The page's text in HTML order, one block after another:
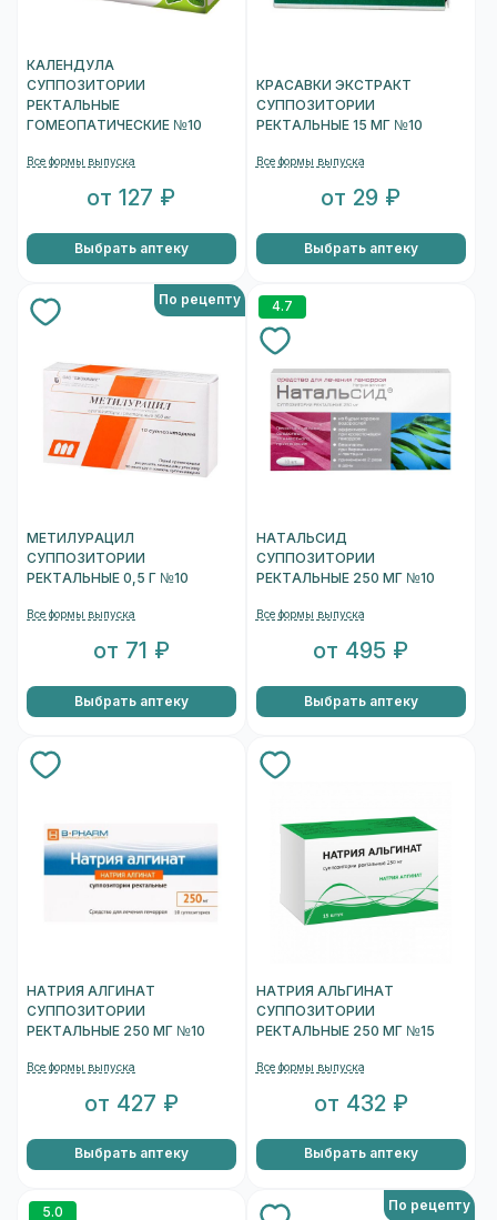
КАЛЕНДУЛА
СУППОЗИТОРИИ
РЕКТАЛЬНЫЕ
ГОМЕОПАТИЧЕСКИЕ №10
Все формы выпуска
от 127 ₽
Выбрать аптеку
КРАСАВКИ ЭКСТРАКТ
СУППОЗИТОРИИ
РЕКТАЛЬНЫЕ 15 МГ №10
Все формы выпуска
от 29 ₽
Выбрать аптеку
По рецепту
МЕТИЛУРАЦИЛ
СУППОЗИТОРИИ
РЕКТАЛЬНЫЕ 0,5 Г №10
Все формы выпуска
от 71 ₽
Выбрать аптеку
4.7
НАТАЛЬСИД
СУППОЗИТОРИИ
РЕКТАЛЬНЫЕ 250 МГ №10
Все формы выпуска
от 495 ₽
Выбрать аптеку
НАТРИЯ АЛГИНАТ
СУППОЗИТОРИИ
РЕКТАЛЬНЫЕ 250 МГ №10
Все формы выпуска
от 427 ₽
Выбрать аптеку
НАТРИЯ АЛЬГИНАТ
СУППОЗИТОРИИ
РЕКТАЛЬНЫЕ 250 МГ №15
Все формы выпуска
от 432 ₽
Выбрать аптеку
5.0 По рецепту